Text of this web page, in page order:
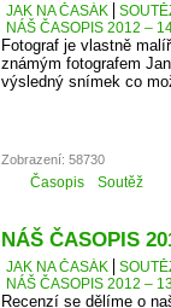
JAK NA ČASÁK
NÁŠ ČASOPIS 2012 –
Fotograf je vlastně
známým fotografem
výsledný snímek co
Zobrazení: 58730
Časopis Soutěž
NÁŠ ČASOPIS
JAK NA ČASÁK
NÁŠ ČASOPIS 2012 –
Recenzí se dělíme o